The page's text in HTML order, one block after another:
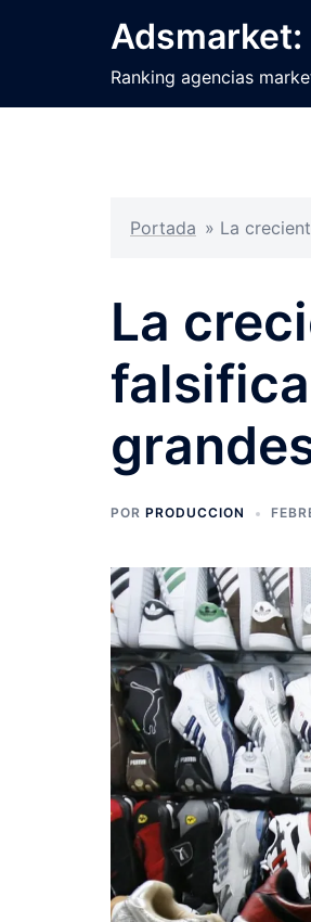
Ranking agencias
Portada » La
La
POR PRODUCCION